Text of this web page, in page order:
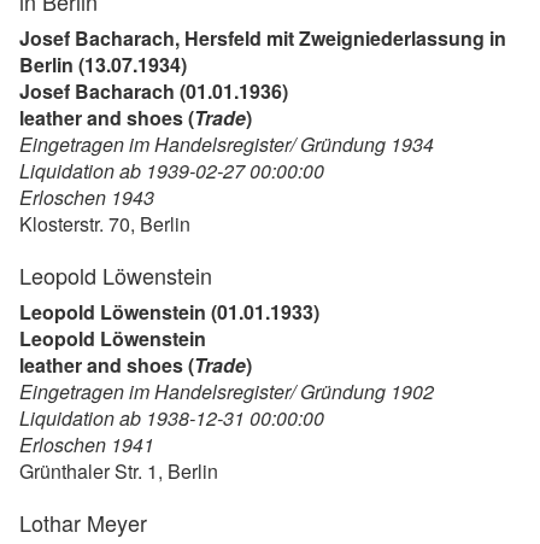
Josef Bacharach, Hersfeld mit Zweigniederlassung in
Berlin (13.07.1934)
Josef Bacharach (01.01.1936)
leather and shoes (Trade)
Eingetragen im Handelsregister/ Gründung 1934
Liquidation ab 1939-02-27 00:00:00
Erloschen 1943
Klosterstr. 70, Berlin
Leopold Löwenstein
Leopold Löwenstein (01.01.1933)
Leopold Löwenstein
leather and shoes (Trade)
Eingetragen im Handelsregister/ Gründung 1902
Liquidation ab 1938-12-31 00:00:00
Erloschen 1941
Grünthaler Str. 1, Berlin
Lothar Meyer